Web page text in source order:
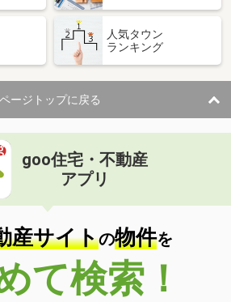
人気タウン
ランキング
ページトップに戻る
goo住宅・不動産
アプリ
産サイトの物件を
て検索！